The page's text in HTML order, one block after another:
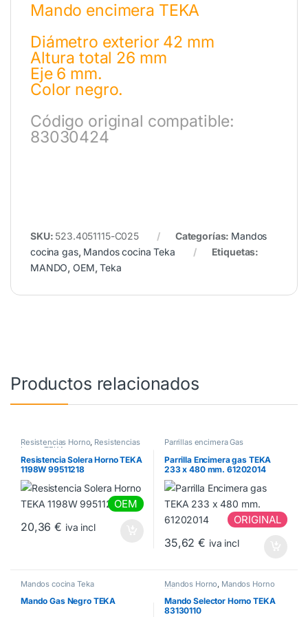
Mando encimera TEKA
Diámetro exterior 42 mm
Altura total 26 mm
Eje 6 mm.
Color negro.
Código original compatible:
83030424
SKU: 523.4051115-C025 Categorías: Mandos
cocina gas, Mandos cocina Teka
Etiquetas:
MANDO,OEM,Teka
Productos relacionados
Resistencias Horno, Resistencias
horno TEKA
Resistencia Solera Horno TEKA
1198W 99511218
OEM
20,36€ iva incl
Parrillas encimera Gas
Parrilla Encimera gas TEKA
233 x 480 mm. 61202014
ORIGINAL
35,62€ iva incl
Mandos cocina Teka
Mando Gas Negro TEKA
Mandos Horno, Mandos Horno
Mando Selector Horno TEKA
83130110